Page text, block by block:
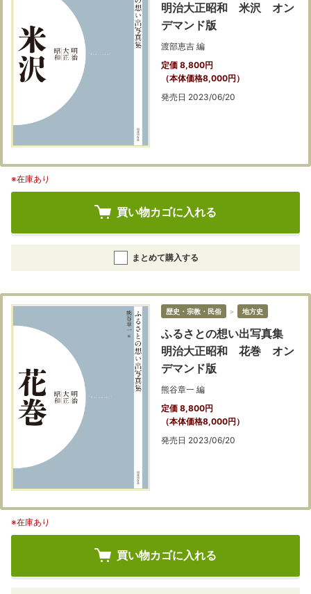
明治大正昭和 米沢 オン
デマンド版
渡部恵吉 編
定価 8,800円
（本体価格8,000円）
発売日 2023/06/20
※在庫あり
買い物カゴに入れる
まとめて購入する
歴史・宗教・民俗 ＞ 地方史
ふるさとの想い出写真集
明治大正昭和 花巻 オン
デマンド版
熊谷章一 編
定価 8,800円
（本体価格8,000円）
発売日 2023/06/20
※在庫あり
買い物カゴに入れる